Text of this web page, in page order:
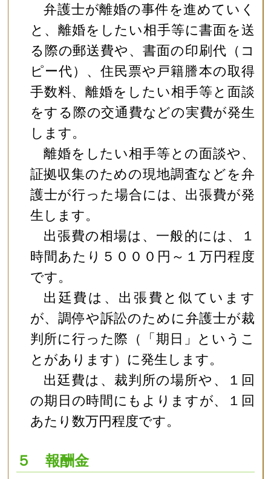
弁護士が離婚の事件を進めていく
と、離婚をしたい相手等に書面を送
る際の郵送費や、書面の印刷代（コ
ピー代）、住民票や戸籍謄本の取得
手数料、離婚をしたい相手等と面談
をする際の交通費などの実費が発生
します。
離婚をしたい相手等との面談や、
証拠収集のための現地調査などを弁
護士が行った場合には、出張費が発
生します。
出張費の相場は、一般的には、１
時間あたり５０００円～１万円程度
です。
出廷費は、出張費と似ています
が、調停や訴訟のために弁護士が裁
判所に行った際（「期日」というこ
とがあります）に発生します。
出廷費は、裁判所の場所や、１回
の期日の時間にもよりますが、１回
あたり数万円程度です。
５ 報酬金